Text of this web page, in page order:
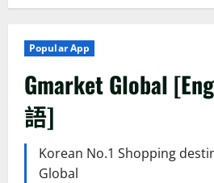
Popular App
Gmarket Global
語]
Korean No.1 Shopping
Global